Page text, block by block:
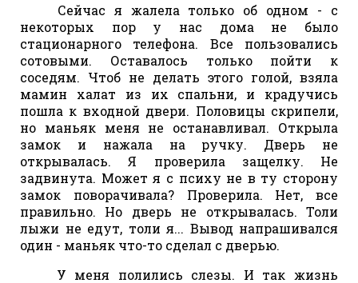
Сейчас я жалела только об одном - с
некоторых пор у нас дома не было
стационарного телефона. Все пользовались
сотовыми. Оставалось только пойти к
соседям. Чтоб не делать этого голой, взяла
мамин халат из их спальни, и крадучись
пошла к входной двери. Половицы скрипели,
но маньяк меня не останавливал. Открыла
замок и нажала на ручку. Дверь не
открывалась. Я проверила защелку. Не
задвинута. Может я с психу не в ту сторону
замок поворачивала? Проверила. Нет, все
правильно. Но дверь не открывалась. Толи
лыжи не едут, толи я... Вывод напрашивался
один - маньяк что-то сделал с дверью.
У меня полились слезы. И так жизнь